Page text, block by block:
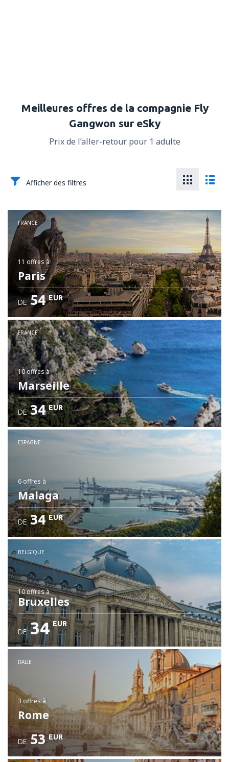
Meilleures offres de la compagnie Fly
Gangwon sur eSky
Prix de l’aller-retour pour 1 adulte
Afficher des filtres
FRANCE
11 offresà
Paris
DE 54 EUR
FRANCE
10 offres à
Marseille
DE 34 EUR
ESPAGNE
6 offresà
Malaga
DE 34 EUR
BELGIQUE
10 offresà
Bruxelles
DE 34 EUR
ITALIE
3 offresà
Rome
DE 53 EUR